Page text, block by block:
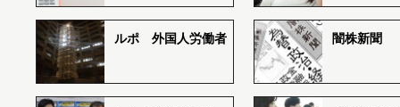
ルポ 外国人労働者 闇株新聞